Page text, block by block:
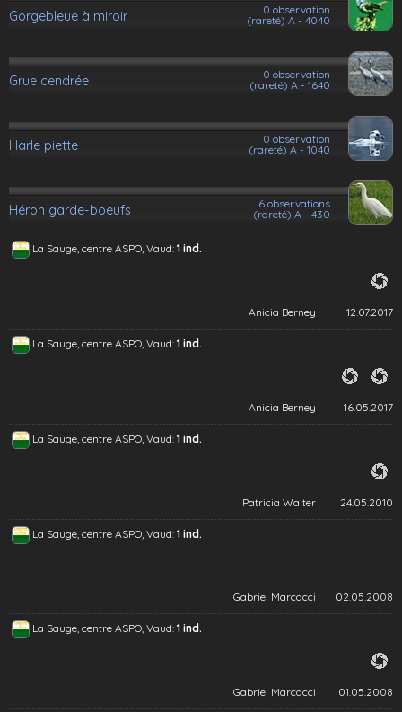
Gorgebleue à miroir
0 observation
(rareté) A - 4040
Grue cendrée
0 observation
(rareté) A - 1640
Harle piette
0 observation
(rareté) A - 1040
Héron garde-boeufs
6 observations
(rareté) A - 430
La Sauge, centre ASPO, Vaud: 1 ind.
Anicia Berney 12.07.2017
La Sauge, centre ASPO, Vaud: 1 ind.
Anicia Berney 16.05.2017
La Sauge, centre ASPO, Vaud: 1 ind.
Patricia Walter 24.05.2010
La Sauge, centre ASPO, Vaud: 1 ind.
Gabriel Marcacci 02.05.2008
La Sauge, centre ASPO, Vaud: 1 ind.
Gabriel Marcacci 01.05.2008